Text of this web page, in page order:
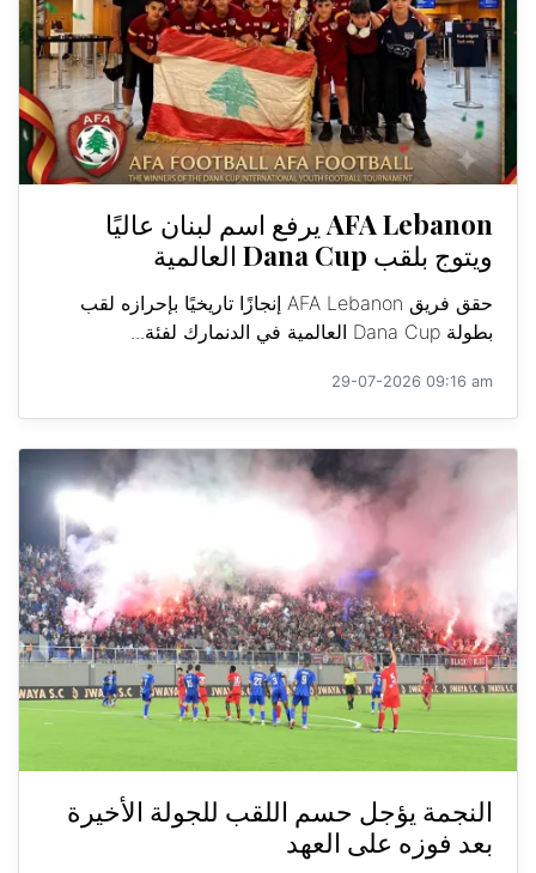
AFA Lebanon يرفع اسم لبنان عاليًا
ويتوج بلقب Dana Cup العالمية
حقق فريق AFA Lebanon إنجازًا تاريخيًا بإحرازه لقب
بطولة Dana Cup العالمية في الدنمارك لفئة...
29-07-2026 09:16 am
النجمة يؤجل حسم اللقب للجولة الأخيرة
بعد فوزه على العهد